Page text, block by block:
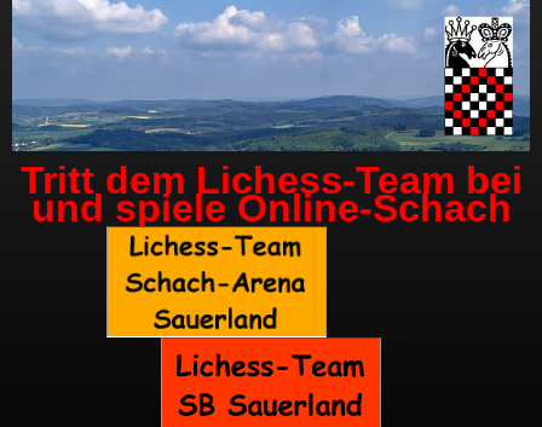
Tritt dem Lichess-Team bei
und spiele Online-Schach